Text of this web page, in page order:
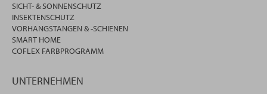
SICHT- & SONNENSCHUTZ
INSEKTENSCHUTZ
VORHANGSTANGEN & -SCHIENEN
SMART HOME
COFLEX FARBPROGRAMM
UNTERNEHMEN